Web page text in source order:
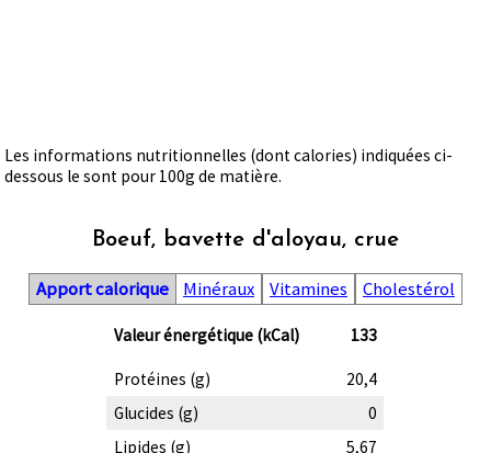
Les informations nutritionnelles (dont calories) indiquées ci-
dessous le sont pour 100g de matière.
Boeuf, bavette d'aloyau, crue
Apport calorique Minéraux Vitamines Cholestérol
Valeur énergétique (kCal) 133
Protéines (g)
20,4
Glucides (g)
0
Lipides (g)
5,67